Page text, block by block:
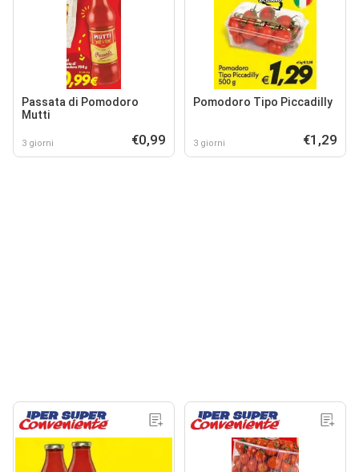
Passata di Pomodoro
Mutti
3 giorni €0,99
Pomodoro Tipo Piccadilly
3 giorni €1,29